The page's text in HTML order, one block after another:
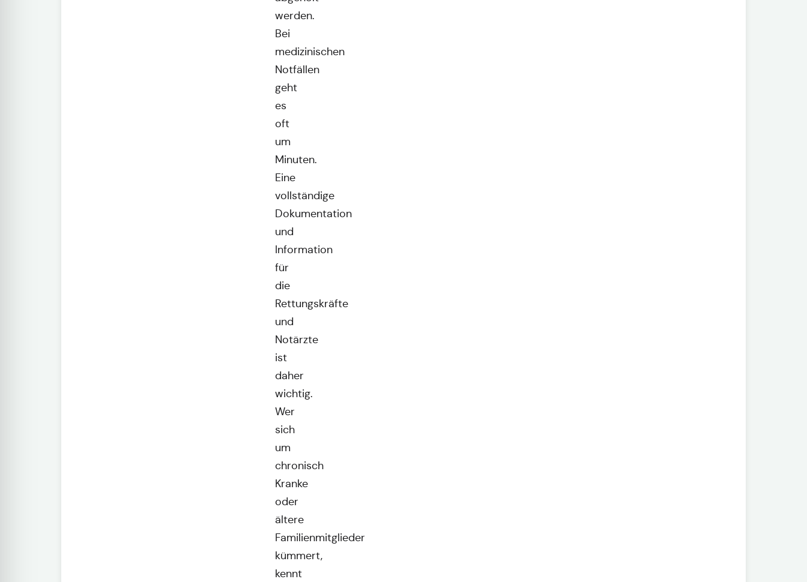
werden.
Bei
medizinischen
Notfällen
geht
es
oft
um
Minuten.
Eine
vollständige
Dokumentation
und
Information
für
die
Rettungskräfte
und
Notärzte
ist
daher
wichtig.
Wer
sich
um
chronisch
Kranke
oder
ältere
Familienmitglieder
kümmert,
kennt